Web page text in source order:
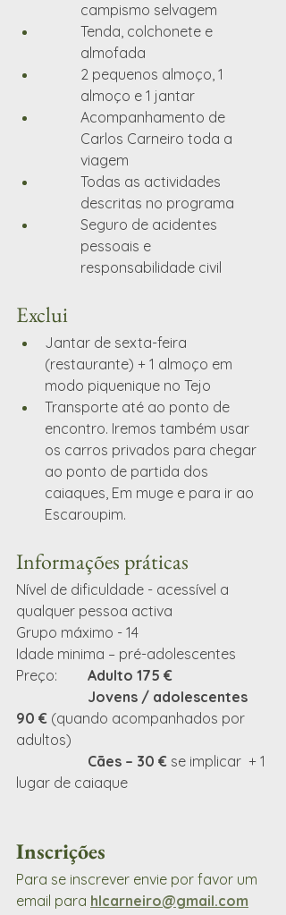
campismo selvagem
Tenda, colchonete e
almofada
2 pequenos almoço, 1
almoço e 1 jantar
Acompanhamento de
Carlos Carneiro toda a
viagem
Todas as actividades
descritas no programa
Seguro de acidentes
pessoais e
responsabilidade civil
Exclui
Jantar de sexta-feira
(restaurante) + 1 almoço em
modo piquenique no Tejo
Transporte até ao ponto de
encontro. Iremos também usar
os carros privados para chegar
ao ponto de partida dos
caiaques, Em muge e para ir ao
Escaroupim.
Informações práticas
Nível de dificuldade - acessível a
qualquer pessoa activa
Grupo máximo - 14
Idade minima – pré-adolescentes
Adulto 175 €
Jovens / adolescentes
90 € (quando acompanhados por
adultos)
Cães – 30 € se implicar  + 1
lugar de caiaque
Inscrições
Para se inscrever envie por favor um
email para hlcarneiro@gmail.com